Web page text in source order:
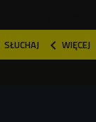
SŁUCHAJ  WIĘCEJ
